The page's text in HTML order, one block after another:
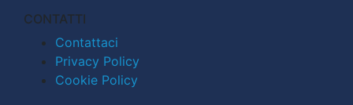
CONTATTI
Contattaci
Privacy Policy
Cookie Policy